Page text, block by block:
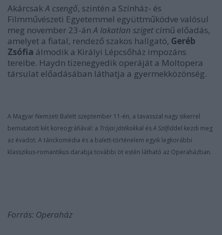
AkárcsakA csengő, szintén a Színház- és
Filmművészeti Egyetemmel együttműködve valósul
meg november 23-ánA lakatlan sziget című előadás,
amelyet a fiatal, rendező szakos hallgató, Geréb
Zsófia álmodik a Királyi Lépcsőház impozáns
tereibe. Haydn tizenegyedik operáját a Moltopera
társulat előadásában láthatja a gyermekközönség.
A Magyar Nemzeti Balett szeptember 11-én, a tavasszal nagy sikerrel
bemutatott két koreográfiával: a Trójai játékokkal ésA Szilfiddel kezdi meg
az évadot. A tánckomédia és a balett-történelem egyik legkorábbi
klasszikus-romantikus darabja további öt estén látható az Operaházban.
Forrás: Operaház